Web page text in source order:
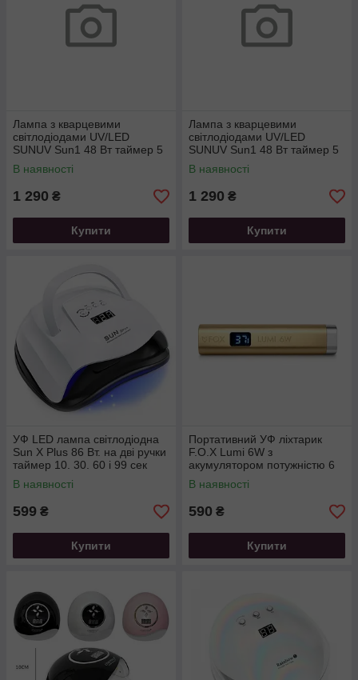
Лампа з кварцевими
світлодіодами UV/LED
SUNUV Sun1 48 Вт таймер 5
30 і 60 сек колір рожевий
В наявності
1 290 ₴
Купити
Лампа з кварцевими
світлодіодами UV/LED
SUNUV Sun1 48 Вт таймер 5
30 і 60 сек колір чорний
В наявності
1 290 ₴
Купити
УФ LED лампа світлодіодна
Sun X Plus 86 Вт. на дві ручки
таймер 10. 30. 60 і 99 сек
В наявності
599 ₴
Купити
Портативний УФ ліхтарик
F.O.X Lumi 6W з
акумулятором потужністю 6
Вт 2 таймери на 20 і 60 сек
В наявності
590 ₴
Купити